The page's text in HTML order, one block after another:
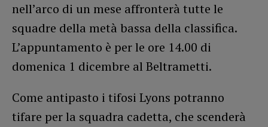
nell’arco di un mese affronterà tutte le
squadre della metà bassa della classifica.
L’appuntamento è per le ore 14.00 di
domenica 1 dicembre al Beltrametti.
Come antipasto i tifosi Lyons potranno
tifare per la squadra cadetta, che scenderà